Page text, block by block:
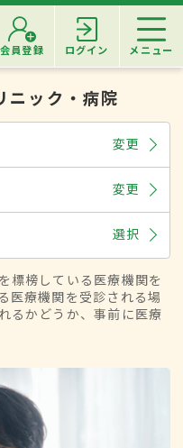
会員登録 ログイン メニュー
ニック・病院
変更
変更
選択
標榜している医療機関を
医療機関を受診される場
るかどうか、事前に医療